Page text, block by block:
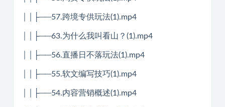
││├──57.跨境专供玩法(1).mp4
││├──63.为什么我叫看山？(1).mp4
││├──56.直播日不落玩法(1).mp4
││├──55.软文编写技巧(1).mp4
││├──54.内容营销概述(1).mp4